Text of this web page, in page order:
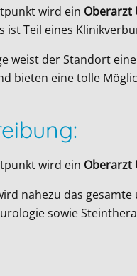
wird ein Oberarzt
ist Teil eines
weist der Standort
bieten eine tolle
wird ein Oberarzt
nahezu das
sowie